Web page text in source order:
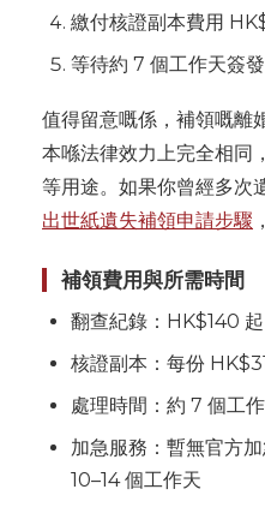
繳付核證副本費用
等待約 7 個工作天簽發
值得留意嘅係，補領嘅離
本喺法律效力上完全相同
等用途。如果你曾經多次
出世紙遺失補領申請步驟
補領費用與所需時間
翻查紀錄：HK$140 起
核證副本：每份
處理時間：約 7 個工
加急服務：暫無官方
10–14 個工作天